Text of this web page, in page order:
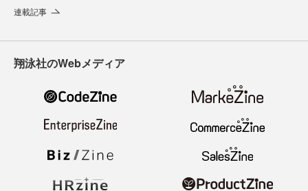
連載記事
翔泳社のWebメディア